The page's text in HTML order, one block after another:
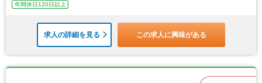
年間休日120日以上
求人の詳細を見る この求人に興味がある